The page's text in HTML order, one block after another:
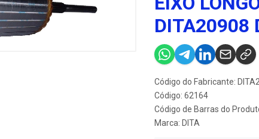
DITA20908
Código do Fabricante:
Código: 62164
Código de Barras do
Marca: DITA